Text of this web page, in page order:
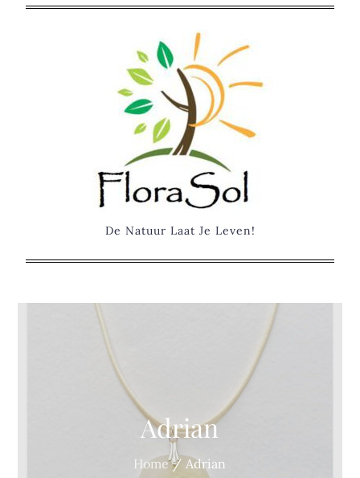
De Natuur Laat Je Leven!
Adrian
Home Adrian